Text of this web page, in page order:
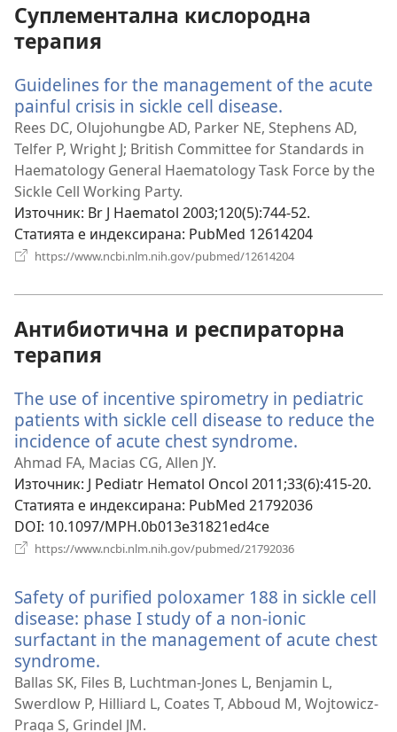
Суплементална кислородна
терапия
Guidelines for the management of the acute
painful crisis in sickle cell disease.
нов
прозорец)
Rees DC, Olujohungbe AD, Parker NE, Stephens AD,
Telfer P, Wright J; British Committee for Standards in
Haematology General Haematology Task Force by the
Sickle Cell Working Party.
Източник‎: Br J Haematol 2003;120(5):744-52.
Статията е индексирана‎: PubMed 12614204
https://www.ncbi.nlm.nih.gov/pubmed/12614204
Антибиотична и респираторна
терапия
The use of incentive spirometry in pediatric
patients with sickle cell disease to reduce the
incidence of acute chest syndrome.
прозорец)
Ahmad FA, Macias CG, Allen JY.
Източник‎: J Pediatr Hematol Oncol 2011;33(6):415-20.
Статията е индексирана‎: PubMed 21792036
DOI‎: 10.1097/MPH.0b013e31821ed4ce
https://www.ncbi.nlm.nih.gov/pubmed/21792036
Safety of purified poloxamer 188 in sickle cell
disease: phase I study of a non-ionic
surfactant in the management of acute chest
syndrome.
нов
прозорец)
Ballas SK, Files B, Luchtman-Jones L, Benjamin L,
Swerdlow P, Hilliard L, Coates T, Abboud M, Wojtowicz-
Praga S, Grindel JM.